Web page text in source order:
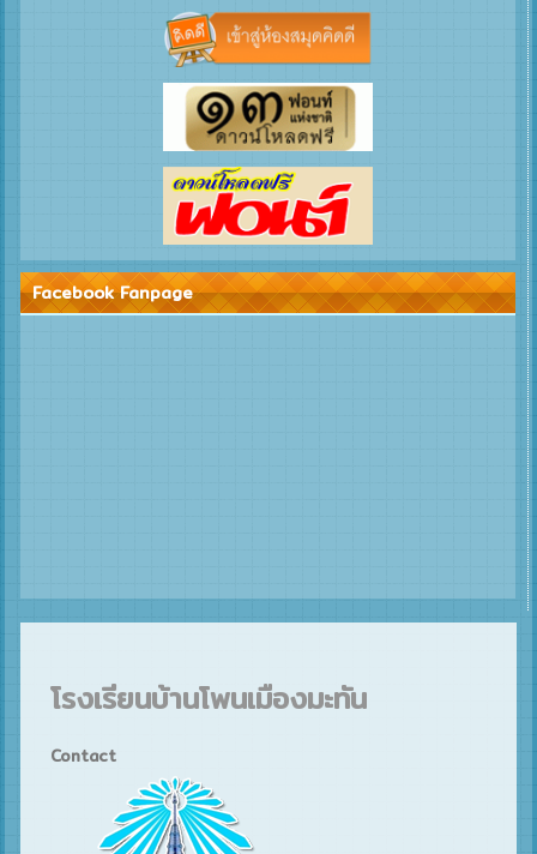
Facebook Fanpage
โรงเรียนบ้านโพนเมืองมะทัน
Contact